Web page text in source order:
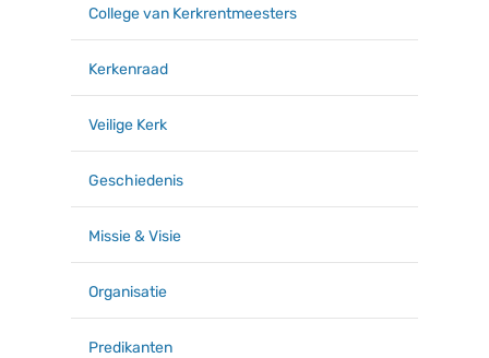
College van Kerkrentmeesters
Kerkenraad
Veilige Kerk
Geschiedenis
Missie & Visie
Organisatie
Predikanten